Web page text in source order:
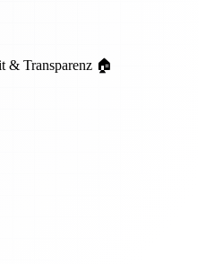
& Transparenz 🏠